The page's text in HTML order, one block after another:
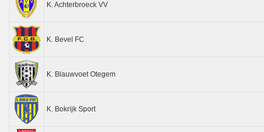
K. Achterbroeck VV
K. Bevel FC
K. Blauwvoet Otegem
K. Bokrijk Sport